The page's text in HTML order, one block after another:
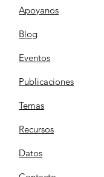
Apoyanos
Blog
Eventos
Publicaciones
Temas
Recursos
Datos